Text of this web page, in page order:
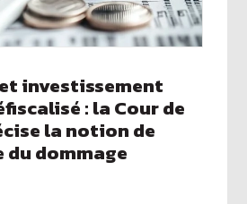
investissement
: la Cour de
la notion de
du dommage